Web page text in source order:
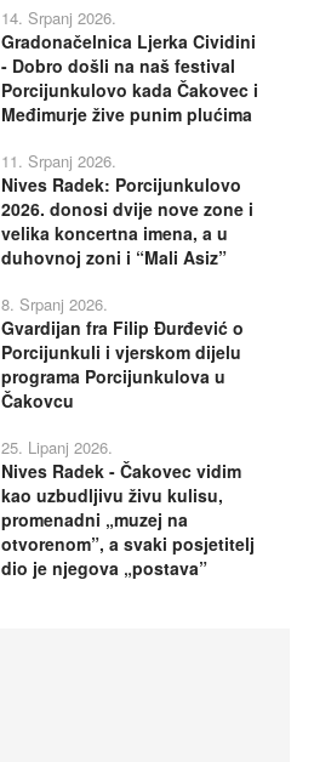
14. Srpanj 2026.
Gradonačelnica Ljerka Cividini
- Dobro došli na naš festival
Porcijunkulovo kada Čakovec i
Međimurje žive punim plućima
11. Srpanj 2026.
Nives Radek: Porcijunkulovo
2026. donosi dvije nove zone i
velika koncertna imena, a u
duhovnoj zoni i “Mali Asiz”
8. Srpanj 2026.
Gvardijan fra Filip Đurđević o
Porcijunkuli i vjerskom dijelu
programa Porcijunkulova u
Čakovcu
25. Lipanj 2026.
Nives Radek - Čakovec vidim
kao uzbudljivu živu kulisu,
promenadni „muzej na
otvorenom”, a svaki posjetitelj
dio je njegova „postava”